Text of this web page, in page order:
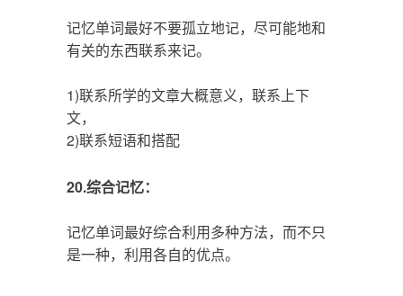
记忆单词最好不要孤立地记，尽可能地和
有关的东西联系来记。
1)联系所学的文章大概意义，联系上下
文，
2)联系短语和搭配
20.综合记忆：
记忆单词最好综合利用多种方法，而不只
是一种，利用各自的优点。